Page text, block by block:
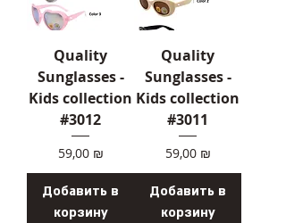
Quality
Sunglasses -
Kids collection
#3012
Цена
59,00 ₪
Добавить в
корзину
Quality
Sunglasses -
Kids collection
#3011
Цена
59,00 ₪
Добавить в
корзину